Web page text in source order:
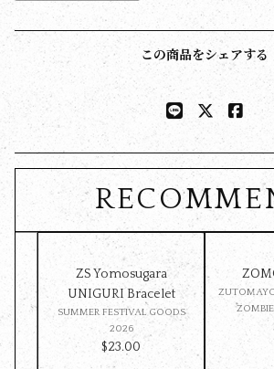
この商品をシェアする
ZS Yomosugara
UNIGURI Bracelet
SUMMER FESTIVAL GOODS
2026
$‌23.00